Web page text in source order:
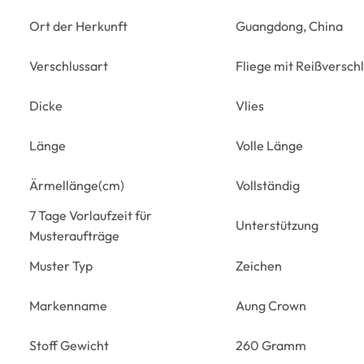
Ort der Herkunft Guangdong, China
Verschlussart Fliege mit
Dicke Vlies
Länge Volle Länge
Ärmellänge(cm)
Vollständig
7 Tage Vorlaufzeit für
Musteraufträge
Unterstützung
Muster Typ Zeichen
Markenname Aung Crown
Stoff Gewicht 260 Gramm